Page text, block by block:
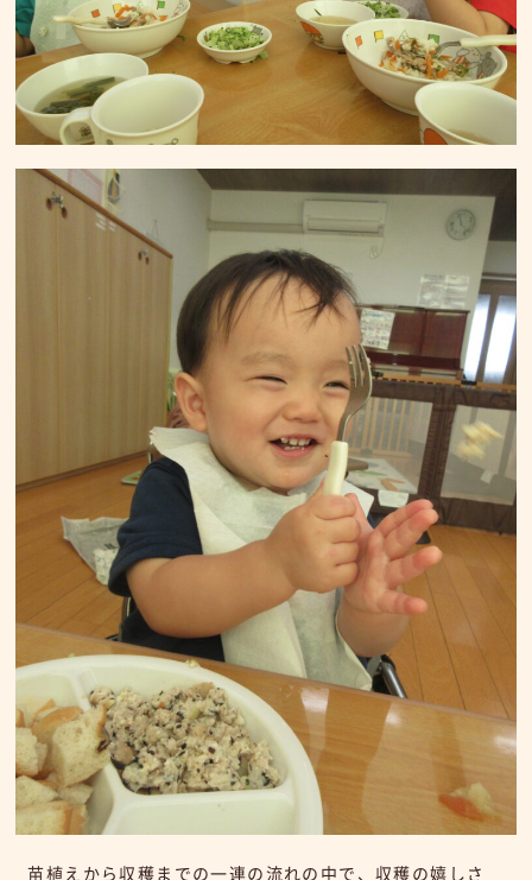
苗植えから収穫までの一連の流れの中で、収穫の嬉しさ